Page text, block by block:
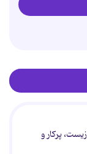
پرکار و